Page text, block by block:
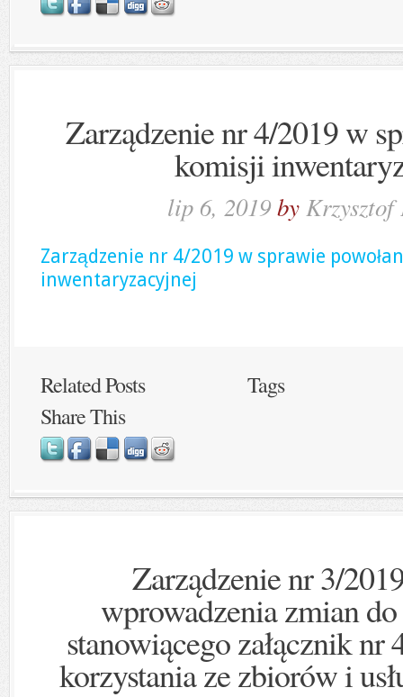
Zarządzenie nr 4/2019 w
komisji
lip 6, 2019by
Zarządzenie nr 4/2019 w sprawie
inwentaryzacyjnej
Related Posts
Tags
Share This
Zarządzenie nr 3/
wprowadzenia zmian do
stanowiącego załącznik nr
korzystania ze zbiorów i